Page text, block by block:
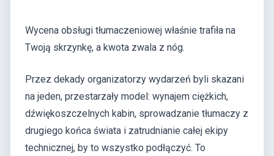
Wycena obsługi tłumaczeniowej właśnie trafiła na
Twoją skrzynkę, a kwota zwala z nóg.
Przez dekady organizatorzy wydarzeń byli skazani
na jeden, przestarzały model: wynajem ciężkich,
dźwiękoszczelnych kabin, sprowadzanie tłumaczy z
drugiego końca świata i zatrudnianie całej ekipy
technicznej, by to wszystko podłączyć. To